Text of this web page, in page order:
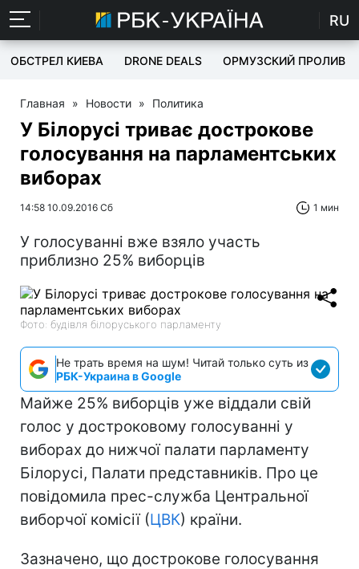
RU
ОБСТРЕЛ КИЕВА DRONE DEALS ОРМУЗСКИЙ ПРОЛИВ
Главная » Новости » Политика
У Білорусі триває дострокове
голосування на парламентських
виборах
14:58 10.09.2016 Сб 1 мин
У голосуванні вже взяло участь
приблизно 25% виборців
Фото: будівля білоруського парламенту
Не трать время на шум! Читай только суть из
РБК-Украина в Google
Майже 25% виборців уже віддали свій
голос у достроковому голосуванні у
виборах до нижчої палати парламенту
Білорусі, Палати представників. Про це
повідомила прес-служба Центральної
виборчої комісії (ЦВК) країни.
Зазначено, що дострокове голосування